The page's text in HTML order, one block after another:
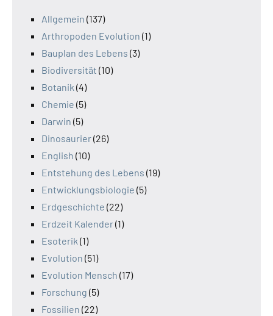
Allgemein (137)
Arthropoden Evolution (1)
Bauplan des Lebens (3)
Biodiversität (10)
Botanik (4)
Chemie (5)
Darwin (5)
Dinosaurier(26)
English (10)
Entstehung des Lebens (19)
Entwicklungsbiologie (5)
Erdgeschichte (22)
Erdzeit Kalender(1)
Esoterik (1)
Evolution (51)
Evolution Mensch (17)
Forschung (5)
Fossilien (22)